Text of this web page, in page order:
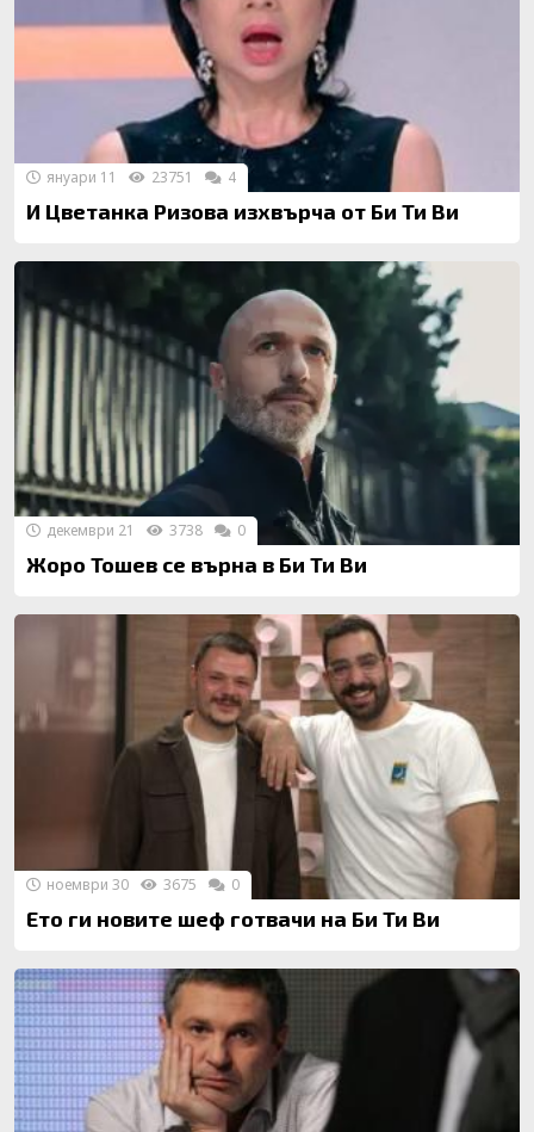
И Цветанка Ризова изхвърча от Би Ти Ви
януари 11 23751 4
Жоро Тошев се върна в Би Ти Ви
декември 21 3738 0
Ето ги новите шеф готвачи на Би Ти Ви
ноември 30 3675 0